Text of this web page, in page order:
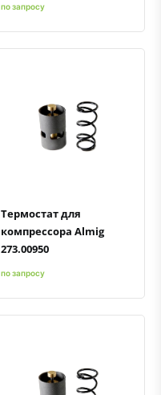
по запросу
Быстрый просмотрДобавить к сравнению
Добавить в избранное
Термостат для
компрессора Almig
273.00950
по запросу